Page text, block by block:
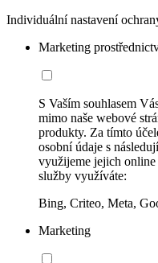
Individuální nastavení
Marketing
S Vaším souhlasem
mimo naše webové
produkty. Za tímto
osobní údaje s
využijeme jejich
služby využíváte:
Bing, Criteo, Meta,
Marketing